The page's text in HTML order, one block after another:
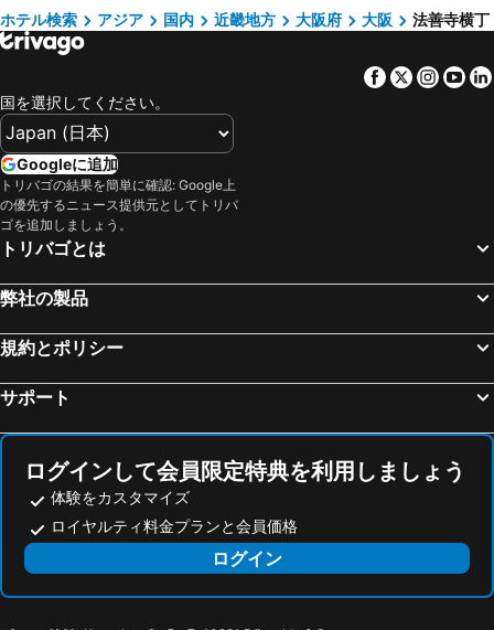
ホテル京阪 京橋 グランデ
ハートンホテル西梅田
ホテル グランヴィア大阪
ホテルニューオータニ大阪
ホテルリブマックス梅田 WEST
ホテル ランタナ大阪
アパホテル＜大阪天満橋駅前＞
スマイルホテル新大阪
ホテルリブマックス大阪門真
スマイルホテルプレミアム大阪本町
大阪 東急REIホテル
新今宮ホテル
ホテルフォルツァ大阪なんば道頓堀
HOTEL AMANEK Osaka Namba
IAM Hotel
ビジネスイン千日前ホテル
Nandeyanen (formerly Otoboke Beaver Namba)
サウナ＆カプセル アムザ
Holiday Inn Osaka Namba by IHG
ホテル ララ フルール
Welina Hotel Premier 心斎橋
The OneFive Osaka Namba Dotonbori - Vacation STAY 51568v
KOKO HOTEL Osaka Namba Sennichimae
イビススタイルズ大阪難波
The OneFive Osaka Namba Dotonbori - Vacation STAY 51547v
クロス ホテル 大阪
京セラドーム大阪
伊勢志摩
岡山駅
栄駅
三宮駅
鈴鹿サーキット
高松駅
高野山
奈良駅
心斎橋駅
岐阜駅
姫路駅
三朝温泉
山中温泉
白浜温泉
京橋駅
徳島駅
新神戸駅
アドベンチャーワールド
湯郷温泉
ホテル検索 アジア 国内 近畿地方 大阪府 大阪 法善寺横丁
Facebook
Twitter
国を選択してください。
Googleに追加
トリバゴの結果を簡単に確認: Google上
の優先するニュース提供元としてトリバ
ゴを追加しましょう。
トリバゴとは
弊社の製品
規約とポリシー
サポート
ログインして会員限定特典を利用しましょう
体験をカスタマイズ
ロイヤルティ料金プランと会員価格
ログイン